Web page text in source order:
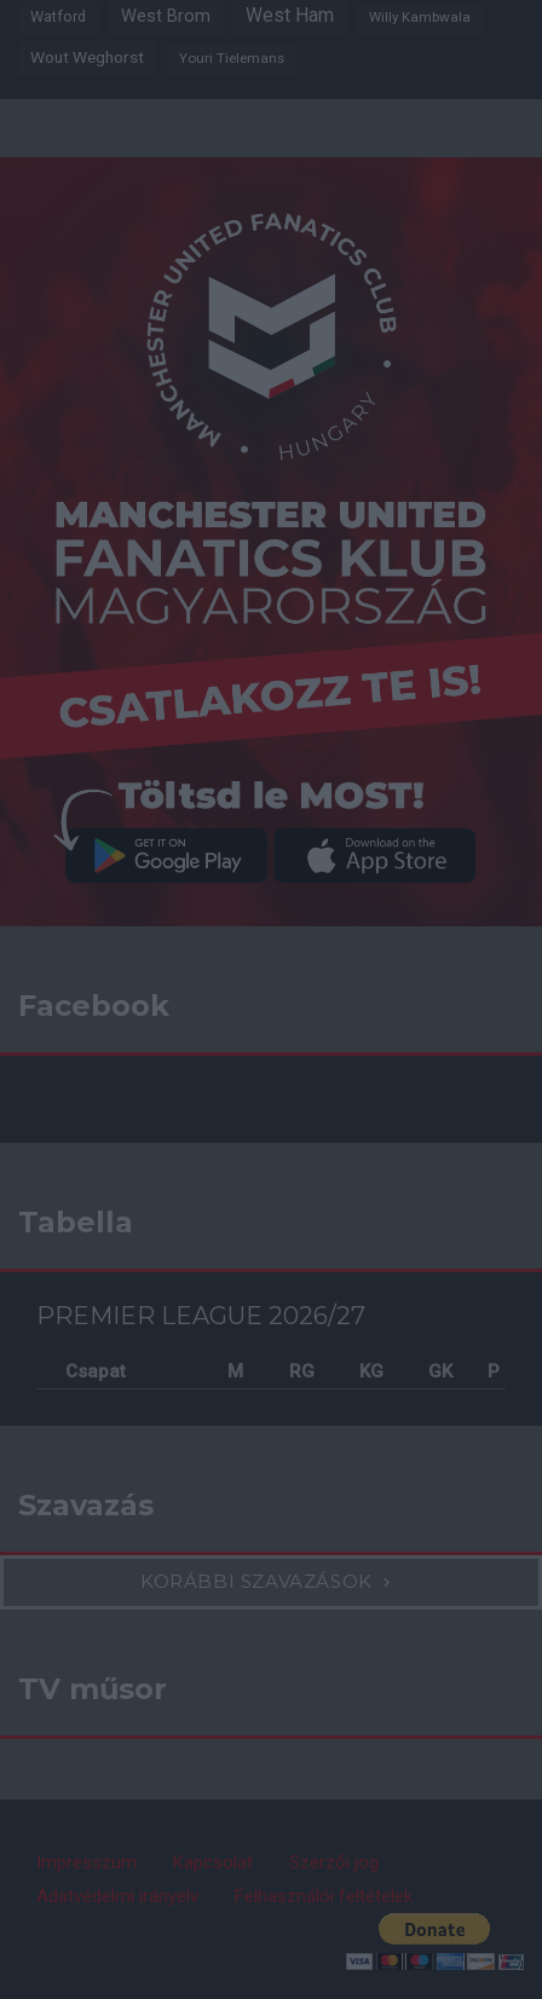
Watford West Brom West Ham Willy Kambwala
Wout Weghorst Youri Tielemans
Facebook
Tabella
PREMIER LEAGUE 2026/27
Csapat M RG KG GK P
Szavazás
KORÁBBI SZAVAZÁSOK
TV műsor
Impresszum Kapcsolat
Szerzői jog
Adatvédelmi irányelv
Felhasználói feltételek